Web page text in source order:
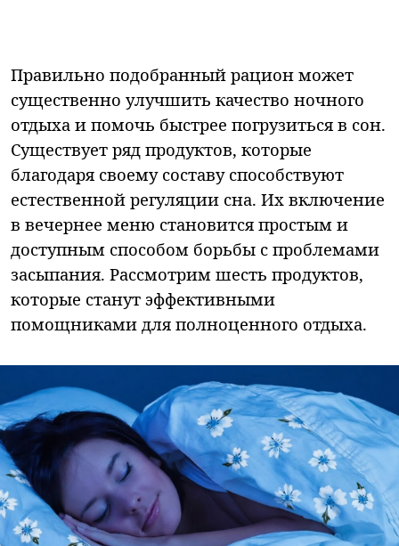
Правильно подобранный рацион может
существенно улучшить качество ночного
отдыха и помочь быстрее погрузиться в сон.
Существует ряд продуктов, которые
благодаря своему составу способствуют
естественной регуляции сна. Их включение
в вечернее меню становится простым и
доступным способом борьбы с проблемами
засыпания. Рассмотрим шесть продуктов,
которые станут эффективными
помощниками для полноценного отдыха.